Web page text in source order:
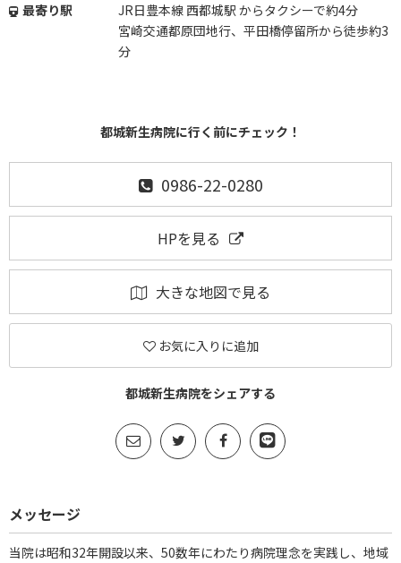
最寄り駅
JR日豊本線 西都城駅 からタクシーで約4分
宮崎交通都原団地行、平田橋停留所から徒歩約3
分
都城新生病院に行く前にチェック！
0986-22-0280
HPを見る
大きな地図で見る
お気に入りに追加
都城新生病院をシェアする
メッセージ
当院は昭和32年開設以来、50数年にわたり病院理念を実践し、地域